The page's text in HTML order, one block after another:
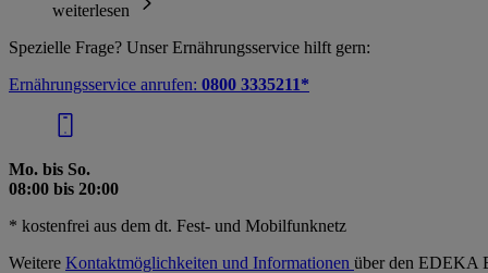
weiterlesen
Spezielle Frage? Unser Ernährungsservice hilft gern:
Ernährungsservice anrufen: 0800 3335211*
Mo. bis So.
08:00 bis 20:00
* kostenfrei aus dem dt. Fest- und Mobilfunknetz
Weitere Kontaktmöglichkeiten und Informationen über den EDEKA